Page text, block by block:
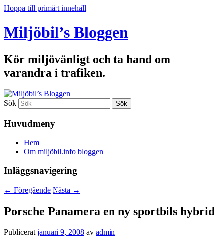
Hoppa till primärt innehåll
Miljöbil’s Bloggen
Kör miljövänligt och ta hand om
varandra i trafiken.
Sök
Huvudmeny
Hem
Om miljöbil.info bloggen
Inläggsnavigering
← Föregående Nästa →
Porsche Panamera en ny sportbils hybrid
Publiceratjanuari 9, 2008 av admin